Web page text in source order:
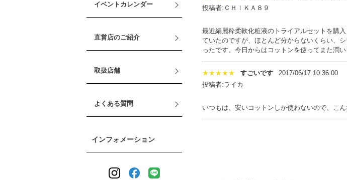
イベントカレンダー
直営店のご紹介
取扱店舗
よくある質問
インフォメーション
投稿者:ＣＨＩＫＡ８９
最近絹麗粋柔軟化粧液のトライアルセットを購
ていたのですが、ほとんど分からないくらい、
ったです。今日からはコットンを使ってまた潤
★★★★★ すごいです
2017/06/17 10:36:00
投稿者:ライカ
いつもは、安いコットンしか使わないので、こ